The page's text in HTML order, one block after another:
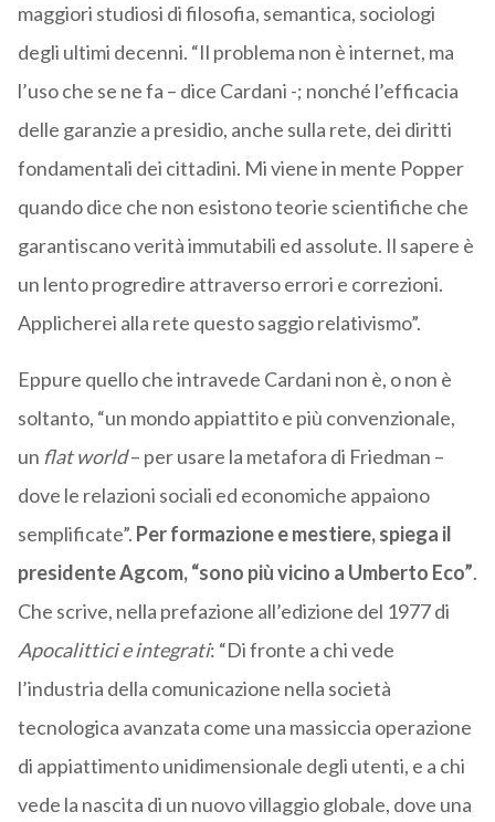
maggiori studiosi di filosofia, semantica, sociologi
degli ultimi decenni. “Il problema non è internet, ma
l’uso che se ne fa – dice Cardani -; nonché l’efficacia
delle garanzie a presidio, anche sulla rete, dei diritti
fondamentali dei cittadini. Mi viene in mente Popper
quando dice che non esistono teorie scientifiche che
garantiscano verità immutabili ed assolute. Il sapere è
un lento progredire attraverso errori e correzioni.
Applicherei alla rete questo saggio relativismo”.
Eppure quello che intravede Cardani non è, o non è
soltanto, “un mondo appiattito e più convenzionale,
un flat world– per usare la metafora di Friedman –
dove le relazioni sociali ed economiche appaiono
semplificate”. Per formazione e mestiere, spiega il
presidente Agcom, “sono più vicino a Umberto Eco”.
Che scrive, nella prefazione all’edizione del 1977 di
Apocalittici e integrati: “Di fronte a chi vede
l’industria della comunicazione nella società
tecnologica avanzata come una massiccia operazione
di appiattimento unidimensionale degli utenti, e a chi
vede la nascita di un nuovo villaggio globale, dove una